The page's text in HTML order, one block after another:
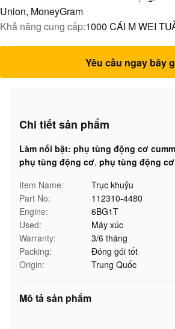
Union, MoneyGram
Khả năng cung cấp:1000 CÁI M WEI
Yêu cầu ngay bây
Chi tiết sản phẩm
Làm nổi bật: phụ tùng động cơ
phụ tùng động cơ, phụ tùng động
Item Name:
Trục khuỷu
Part No:
112310-4480
Engine:
6BG1T
Used:
Máy xúc
Warranty:
3/6 tháng
Packing:
Đóng gói tốt
Origin:
Trung Quốc
Mô tả sản phẩm